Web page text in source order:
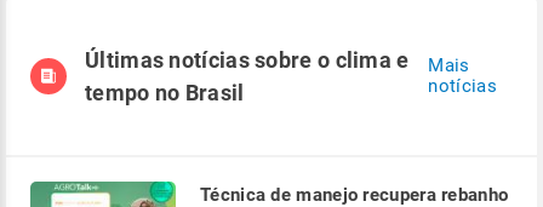
Últimas notícias sobre o clima e
tempo no Brasil
Mais
notícias
Técnica de manejo recupera rebanho